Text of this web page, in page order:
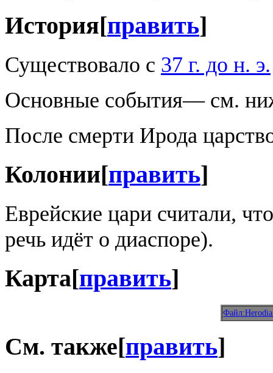
История[править]
Существовало с 37 г. до н. э.
Основные события— см.
После смерти Ирода
Колонии[править]
Еврейские цари считали,
речь идёт о диаспоре).
Карта[править]
См. также [править]